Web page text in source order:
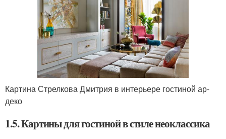
Картина Стрелкова Дмитрия в интерьере гостиной ар-
деко
1.5. Картины для гостиной в стиле неоклассика